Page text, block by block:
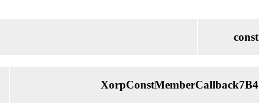
const
XorpConstMemberCallback7B4